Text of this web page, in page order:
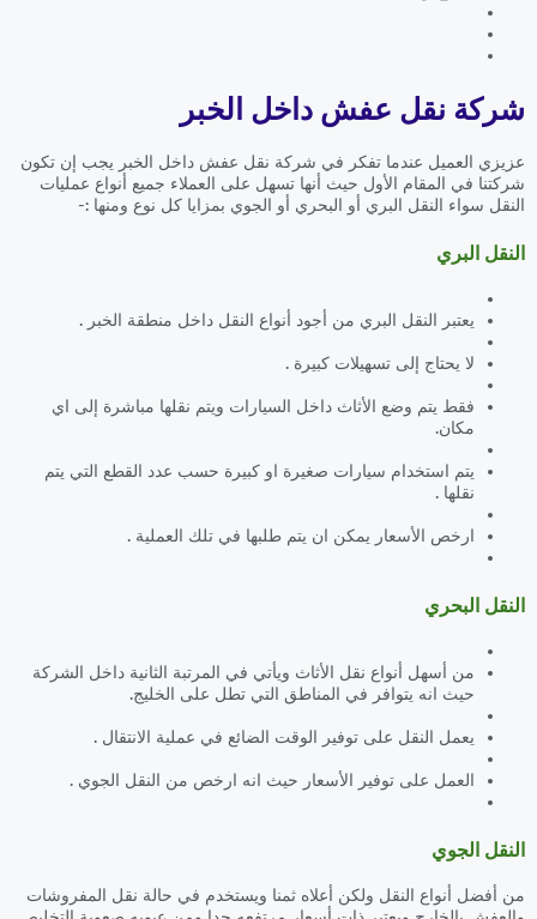
شركة نقل عفش داخل الخبر
عزيزي العميل عندما تفكر في شركة نقل عفش داخل الخبر يجب إن تكون
شركتنا في المقام الأول حيث أنها تسهل على العملاء جميع أنواع عمليات
النقل سواء النقل البري أو البحري أو الجوي بمزايا كل نوع ومنها :-
النقل البري
يعتبر النقل البري من أجود أنواع النقل داخل منطقة الخبر .
لا يحتاج إلى تسهيلات كبيرة .
فقط يتم وضع الأثاث داخل السيارات ويتم نقلها مباشرة إلى اي
مكان.
يتم استخدام سيارات صغيرة او كبيرة حسب عدد القطع التي يتم
نقلها .
ارخص الأسعار يمكن ان يتم طلبها في تلك العملية .
النقل البحري
من أسهل أنواع نقل الأثاث ويأتي في المرتبة الثانية داخل الشركة
حيث انه يتوافر في المناطق التي تطل على الخليج.
يعمل النقل على توفير الوقت الضائع في عملية الانتقال .
العمل على توفير الأسعار حيث انه ارخص من النقل الجوي .
النقل الجوي
من أفضل أنواع النقل ولكن أعلاه ثمنا ويستخدم في حالة نقل المفروشات